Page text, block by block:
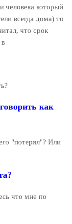
человека который
всегда дома) то
что срок
в
как
"потерял"? Или
что мне по